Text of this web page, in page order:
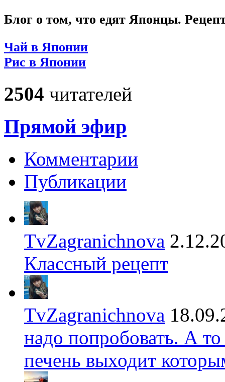
Блог о том, что едят Японцы.
Чай в Японии
Рис в Японии
2504 читателей
Прямой эфир
Комментарии
Публикации
TvZagranichnova
Классный рецепт
TvZagranichnova
надо попробовать. А
печень выходит